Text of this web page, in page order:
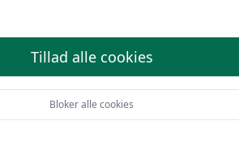
- 4
på Fashion Online!
Tillad alle cookies
Bloker alle cookies